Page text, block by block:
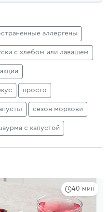
аллергены
с хлебом или лавашем
просто
сезон моркови
с капустой
40 мин